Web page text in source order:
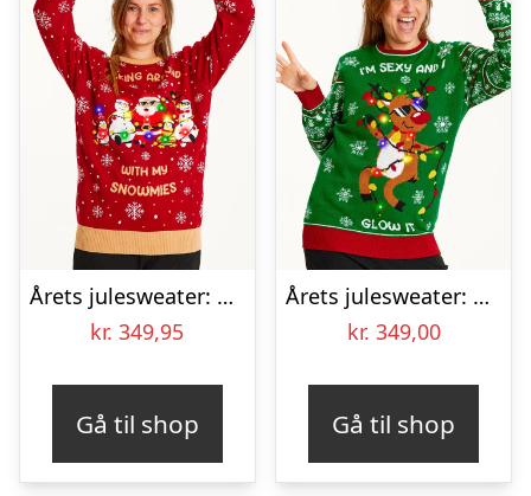
Årets julesweater: Walking Around With My Snowmies LED – dame / kvinder. Ugly Christmas Sweater lavet i Danmark
kr. 349,95
Gå til shop
Årets julesweater: Sexy And I Glow It Grøn – dame / kvinder. Ugly Christmas Sweater lavet i Danmark
kr. 349,00
Gå til shop